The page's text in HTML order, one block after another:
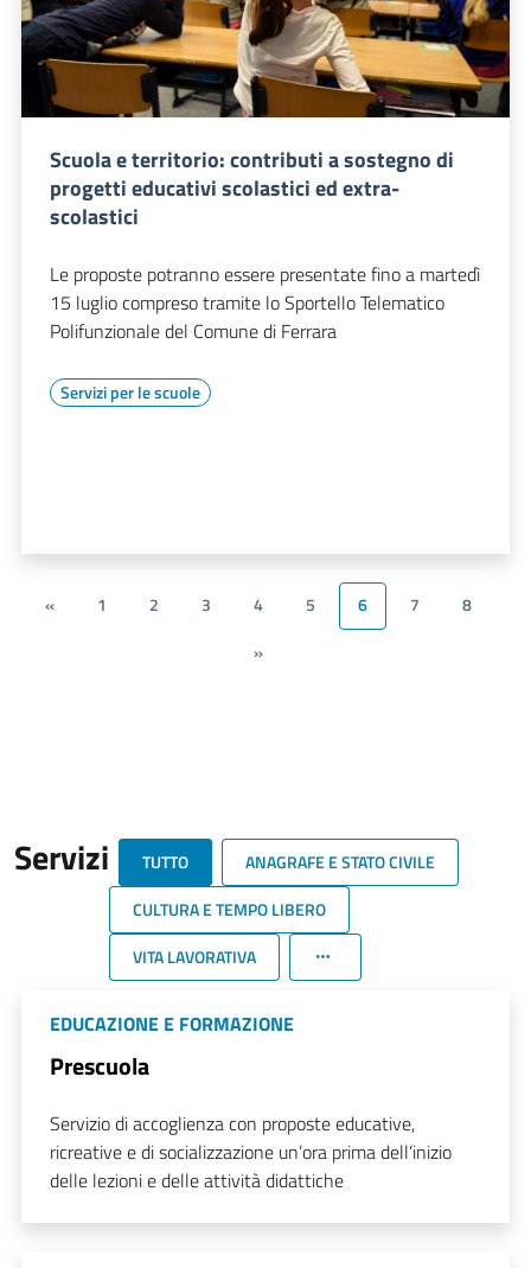
Scuola e territorio: contributi a sostegno di
progetti educativi scolastici ed extra-
scolastici
Le proposte potranno essere presentate fino a martedì
15 luglio compreso tramite lo Sportello Telematico
Polifunzionale del Comune di Ferrara
Servizi per le scuole
« 1 2 3 4 5 6 7
8
»
Servizi TUTTO
ANAGRAFE E STATO CIVILE
CULTURA E TEMPO LIBERO
VITA LAVORATIVA
EDUCAZIONE E FORMAZIONE
Prescuola
Servizio di accoglienza con proposte educative,
ricreative e di socializzazione un’ora prima dell’inizio
delle lezioni e delle attività didattiche